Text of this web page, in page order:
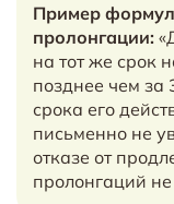
Пример
пролонгации:
на тот же срок
позднее чем за
срока его
письменно не
отказе от
пролонгаций